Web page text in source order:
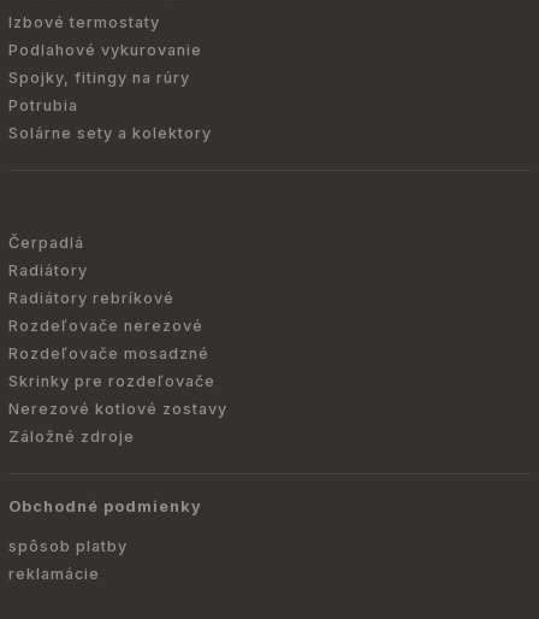
Izbové termostaty
Podlahové vykurovanie
Spojky, fitingy na rúry
Potrubia
Solárne sety a kolektory
Čerpadlá
Radiátory
Radiátory rebríkové
Rozdeľovače nerezové
Rozdeľovače mosadzné
Skrinky pre rozdeľovače
Nerezové kotlové zostavy
Záložné zdroje
Obchodné podmienky
spôsob platby
reklamácie